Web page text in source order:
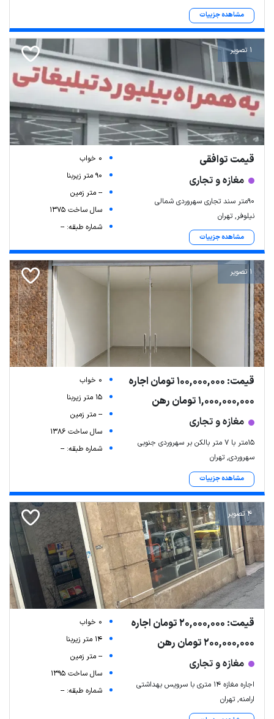
مشاهده جزییات
1 تصویر
قیمت توافقی
مغازه و تجاری
90متر سند تجاری سهروردی شمالی
نیلوفر, تهران
مشاهده جزییات
0 خواب
90 متر زیربنا
-- متر زمین
سال ساخت 1375
شماره طبقه: --
1 تصویر
قیمت: 100,000,000 تومان اجاره
1,000,000,000 تومان رهن
مغازه و تجاری
۱۵متر با ۷ متر بالکن بر سهروردی جنوبی
سهروردی, تهران
مشاهده جزییات
0 خواب
15 متر زیربنا
-- متر زمین
سال ساخت 1386
شماره طبقه: --
4 تصویر
قیمت: 20,000,000 تومان اجاره
200,000,000 تومان رهن
مغازه و تجاری
اجاره مغازه ۱۴ متری با سرویس بهداشتی
ارامنه, تهران
0 خواب
14 متر زیربنا
-- متر زمین
سال ساخت 1395
شماره طبقه: --